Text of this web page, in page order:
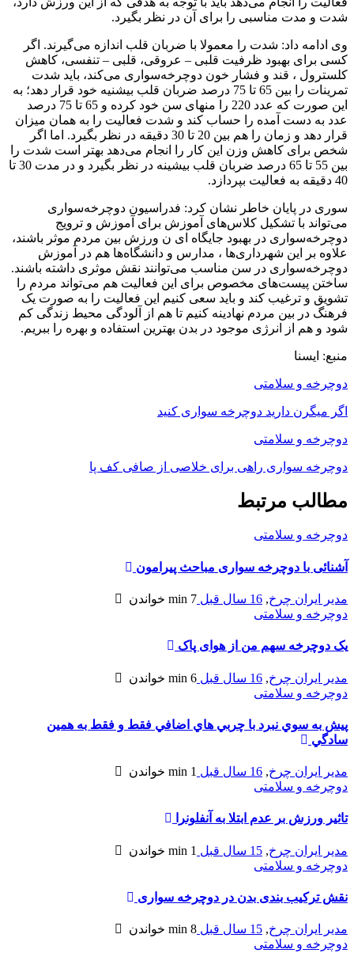
شدت و مدت مناسبی را برای آن در نظر بگیرد.
وی ادامه داد: شدت را معمولا با ضربان قلب اندازه می‌گیرند. اگر
کسی برای بهبود ظرفیت قلبی – عروقی، قلبی – تنفسی، کاهش
کلسترول ، قند و فشار خون دوچرخه‌سواری می‌کند، باید شدت
تمرینات را بین 65 تا 75 درصد ضربان قلب بیشنیه خود قرار دهد؛ به
این صورت که عدد 220 را منهای سن خود کرده و 65 تا 75 درصد
عدد به دست آمده را حساب کند و شدت فعالیت را به همان میزان
قرار دهد و زمان را هم بین 20 تا 30 دقیقه در نظر بگیرد. اما اگر
شخص برای کاهش وزن این کار را انجام می‌دهد بهتر است شدت را
بین 55 تا 65 درصد ضربان قلب بیشینه در نظر بگیرد و در مدت 30 تا
40 دقیقه به فعالیت بپردازد.
سوری در پایان خاطر نشان کرد: فدراسیون دوچرخه‌سواری
می‌تواند با تشکیل کلاس‌های آموزش برای آموزش و ترویج
دوچرخه‌سواری در بهبود جایگاه ای ن ورزش بین مردم موثر باشند،
علاوه بر این شهرداری‌ها ، مدارس و دانشگاه‌ها هم در آموزش
دوچرخه‌سواری در سن مناسب می‌توانند نقش موثری داشته باشند.
ساختن پیست‌های مخصوص برای این فعالیت هم می‌تواند مردم را
تشویق و ترغیب کند و باید سعی کنیم این فعالیت را به صورت یک
فرهنگ در بین مردم نهادینه کنیم تا هم از آلودگی محیط زندگی کم
شود و هم از انرژی موجود در بدن بهترین استفاده و بهره را ببریم.
منبع: ایسنا
دوچرخه و سلامتی
اگر میگرن دارید دوچرخه سواری کنید
دوچرخه و سلامتی
دوچرخه سواری راهی برای خلاصی از صافی کف پا
مطالب مرتبط
دوچرخه و سلامتی
آشنائی با دوچرخه سواری مباحث پیرامون
مدیر ایران چرخ, 16 سال قبل 7 min
خواندن
دوچرخه و سلامتی
یک دوچرخه سهم من از هوای پاک
مدیر ایران چرخ, 16 سال قبل 6 min
خواندن
دوچرخه و سلامتی
پيش به سوي نبرد با چربي هاي اضافي فقط و فقط به همين
سادگي
مدیر ایران چرخ, 16 سال قبل 1 min
خواندن
دوچرخه و سلامتی
تاثير ورزش بر عدم ابتلا به آنفلونرا
مدیر ایران چرخ, 15 سال قبل 1 min
خواندن
دوچرخه و سلامتی
نقش ترکیب بندی بدن در دوچرخه سواری
مدیر ایران چرخ, 15 سال قبل 8 min
خواندن
دوچرخه و سلامتی